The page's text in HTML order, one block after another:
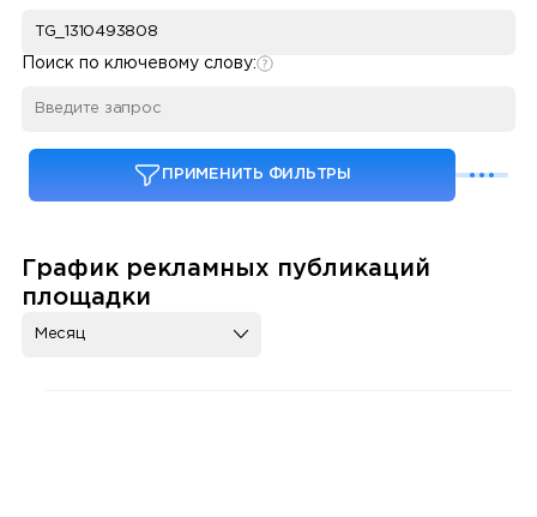
Поиск по ключевому слову:
ПРИМЕНИТЬ ФИЛЬТРЫ
График рекламных публикаций
площадки
Месяц